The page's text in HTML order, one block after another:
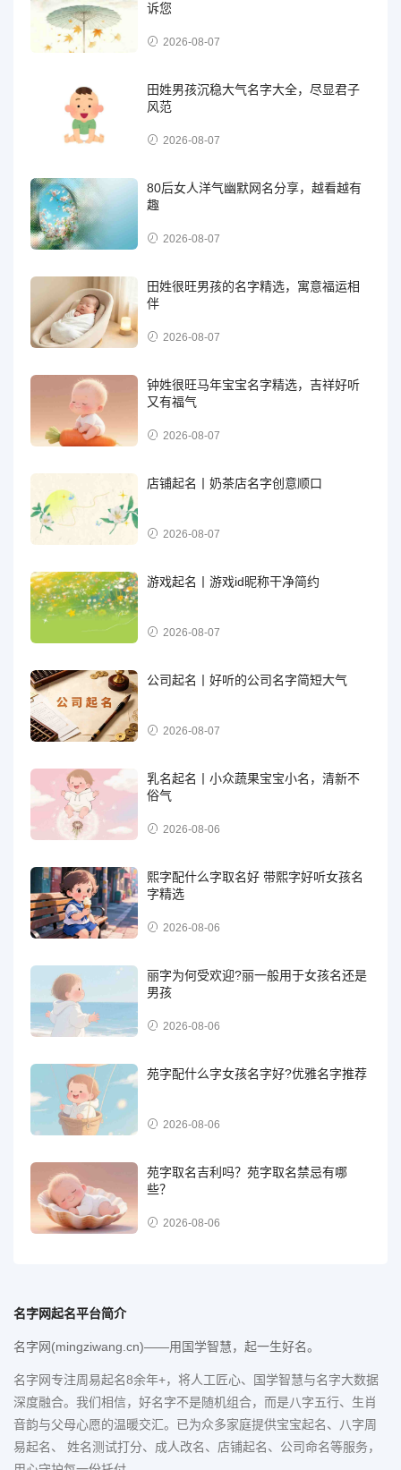
诉您
2026-08-07
田姓男孩沉稳大气名字大全，尽显君子
风范
2026-08-07
80后女人洋气幽默网名分享，越看越有
趣
2026-08-07
田姓很旺男孩的名字精选，寓意福运相
伴
2026-08-07
钟姓很旺马年宝宝名字精选，吉祥好听
又有福气
2026-08-07
店铺起名丨奶茶店名字创意顺口
2026-08-07
游戏起名丨游戏id昵称干净简约
2026-08-07
公司起名丨好听的公司名字简短大气
2026-08-07
乳名起名丨小众蔬果宝宝小名，清新不
俗气
2026-08-06
熙字配什么字取名好 带熙字好听女孩名
字精选
2026-08-06
丽字为何受欢迎?丽一般用于女孩名还是
男孩
2026-08-06
苑字配什么字女孩名字好?优雅名字推荐
2026-08-06
苑字取名吉利吗？苑字取名禁忌有哪
些？
2026-08-06
名字网起名平台简介
名字网(mingziwang.cn)——用国学智慧，起一生好名。
名字网专注周易起名8余年+，将人工匠心、国学智慧与名字大数据
深度融合。我们相信，好名字不是随机组合，而是八字五行、生肖
音韵与父母心愿的温暖交汇。已为众多家庭提供宝宝起名、八字周
易起名、 姓名测试打分、成人改名、店铺起名、公司命名等服务，